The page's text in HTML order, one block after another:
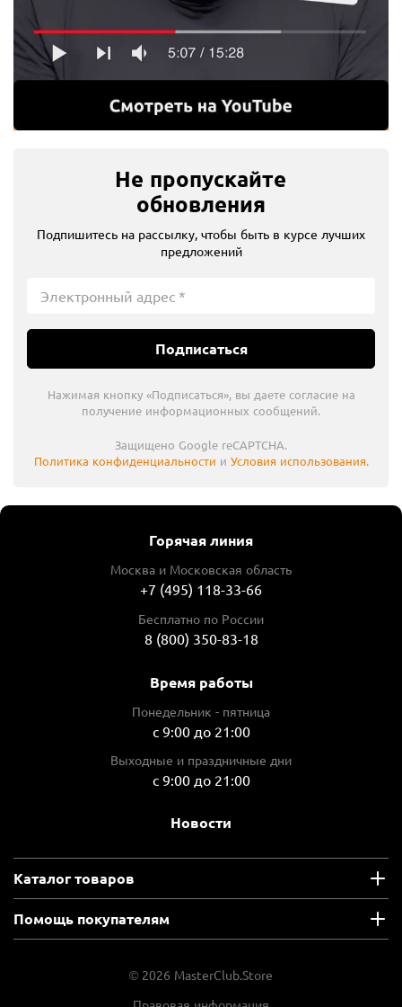
Не пропускайте
обновления
Подпишитесь на рассылку, чтобы быть в курсе лучших
предложений
Подписаться
Нажимая кнопку «Подписаться», вы даете согласие на
получение информационных сообщений.
Защищено Google reCAPTCHA.
Политика конфиденциальности и Условия использования.
Горячая линия
Москва и Московская область
+7 (495) 118-33-66
Бесплатно по России
8 (800) 350-83-18
Время работы
Понедельник - пятница
с 9:00 до 21:00
Выходные и праздничные дни
с 9:00 до 21:00
Новости
Каталог товаров
Помощь покупателям
© 2026 MasterClub.Store